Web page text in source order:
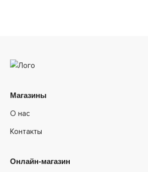
Магазины
О нас
Контакты
Онлайн-магазин